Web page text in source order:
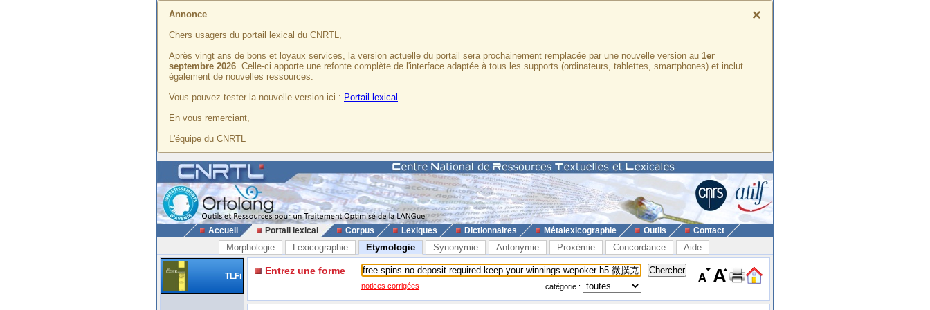
×
Annonce
Chers usagers du portail lexical du CNRTL,
Après vingt ans de bons et loyaux services, la version actuelle du portail sera prochainement remplacée par une nouvelle version au 1er
septembre 2026. Celle-ci apporte une refonte complète de l'interface adaptée à tous les supports (ordinateurs, tablettes, smartphones) et inclut
également de nouvelles ressources.
Vous pouvez tester la nouvelle version ici : Portail lexical
En vous remerciant,
L'équipe du CNRTL
Accueil Portail lexical Corpus Lexiques Dictionnaires Métalexicographie Outils Contact
Morphologie Lexicographie Etymologie Synonymie Antonymie Proxémie Concordance Aide
TLFi Entrez une forme
notices corrigées catégorie :